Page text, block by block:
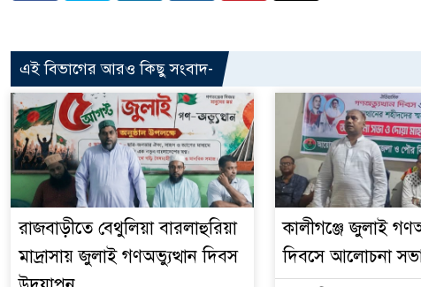
এই বিভাগের আরও কিছু সংবাদ-
রাজবাড়ীতে বেথুলিয়া বারলাহুরিয়া
মাদ্রাসায় জুলাই গণঅভ্যুত্থান দিবস
কালীগঞ্জে জুলাই
দিবসে আলোচনা